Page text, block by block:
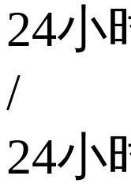
24小
/
24小